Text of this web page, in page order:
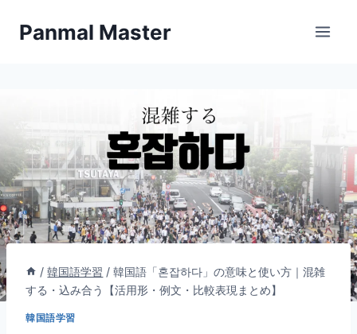
Panmal Master
/ 韓国語学習 / 韓国語「혼잡하다」の意味と使い方｜混雑
する・込み合う【活用形・例文・比較表現まとめ】
韓国語学習